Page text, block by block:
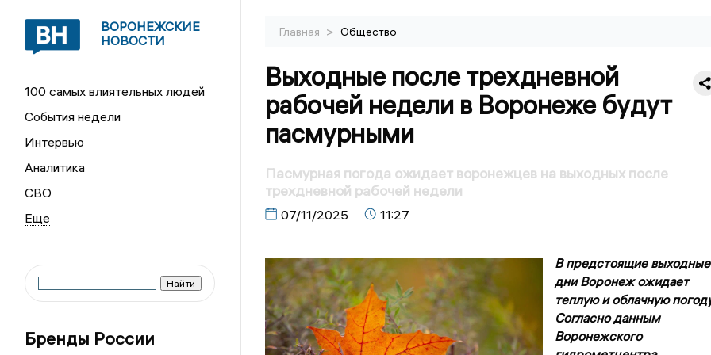
ВОРОНЕЖСКИЕ
НОВОСТИ
100 самых влиятельных людей
События недели
Интервью
Аналитика
СВО
Бренды России
Главная > Общество
Выходные после трехдневной
рабочей недели в Воронеже будут
пасмурными
Пасмурная погода ожидает воронежцев на выходных после
трехдневной рабочей недели
07/11/2025 11:27
В предстоящие выходные
дни Воронеж ожидает
теплую и облачную
Согласно данным
Воронежского